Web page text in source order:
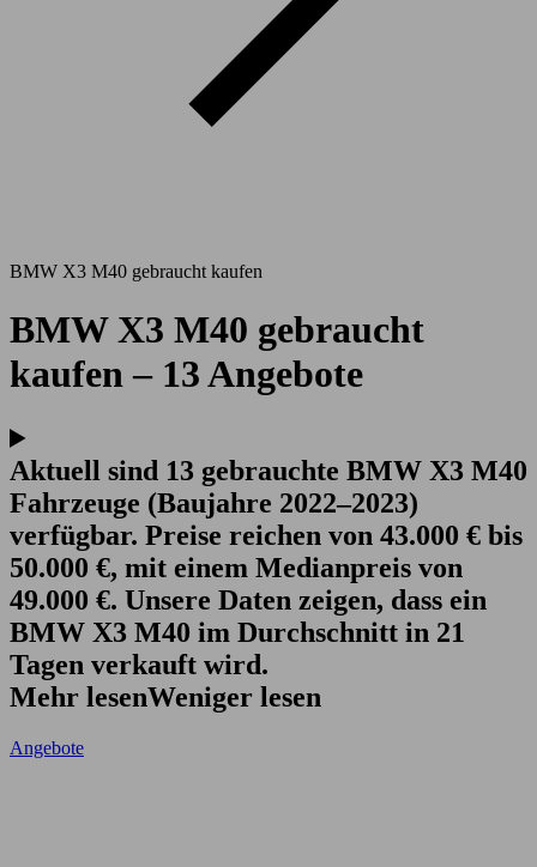
BMW X3 M40 gebraucht kaufen
BMW X3 M40 gebraucht
kaufen – 13 Angebote
Aktuell sind 13 gebrauchte BMW X3 M40
Fahrzeuge (Baujahre 2022–2023)
verfügbar. Preise reichen von 43.000 € bis
50.000 €, mit einem Medianpreis von
49.000 €. Unsere Daten zeigen, dass ein
BMW X3 M40 im Durchschnitt in 21
Tagen verkauft wird.
Mehr lesenWeniger lesen
Angebote